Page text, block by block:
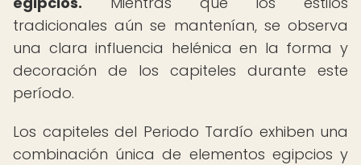
tradicionales aún se mantenían, se observa
una clara influencia helénica en la forma y
decoración de los capiteles durante este
período.
Los capiteles del Periodo Tardío exhiben una
combinación única de elementos egipcios y